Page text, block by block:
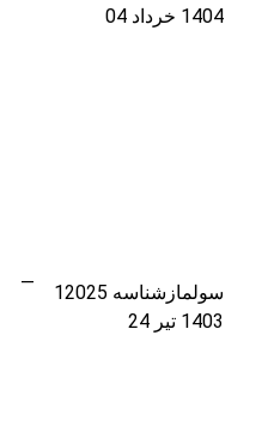
1404 خرداد 04
سولماز شناسه 12025
1403 تیر 24
—